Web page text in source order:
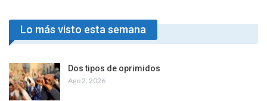
Lo más visto esta semana
Dos tipos de oprimidos
Ago 2, 2026